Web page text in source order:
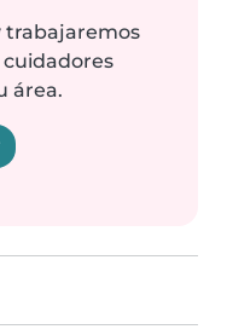
trabajaremos
área.